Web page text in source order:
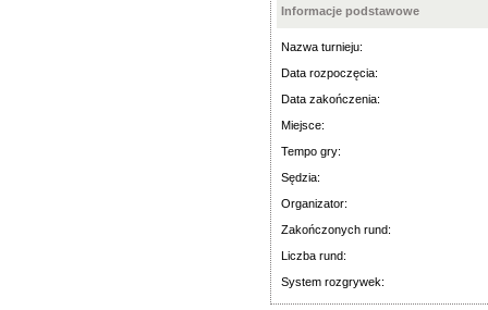
Informacje podstawowe
Nazwa turnieju:
Data rozpoczęcia:
Data zakończenia:
Miejsce:
Tempo gry:
Sędzia:
Organizator:
Zakończonych rund:
Liczba rund:
System rozgrywek: